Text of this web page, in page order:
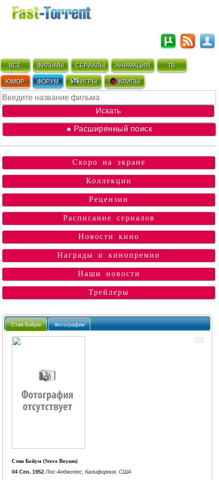
ВСЁ ФИЛЬМЫ СЕРИАЛЫ АНИМАЦИЯ ТВ
ЮМОР ФОРУМ ИГРЫ КЛИПЫ
● Расширенный поиск
Скоро на экране
Коллекции
Рецензии
Расписание сериалов
Новости кино
Награды и кинопремии
Наши новости
Трейлеры
Стив Бойум Фотографии
Стив Бойум (Steve Boyum)
04 Сен. 1952 Лос-Анджелес, Калифорния, США